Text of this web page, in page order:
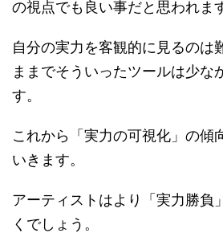
の視点でも良い事だと思われま
自分の実力を客観的に見るのは
ままでそういったツールは少な
す。
これから「実力の可視化」の傾
いきます。
アーティストはより「実力勝負
くでしょう。